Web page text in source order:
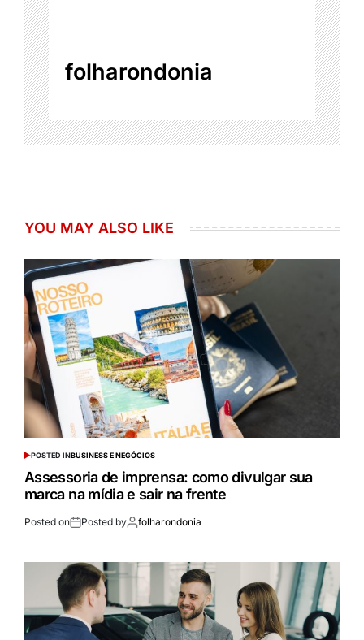
folharondonia
YOU MAY ALSO LIKE
POSTED INBUSINESS E NEGÓCIOS
Assessoria de imprensa: como divulgar sua
marca na mídia e sair na frente
Posted on Posted by folharondonia